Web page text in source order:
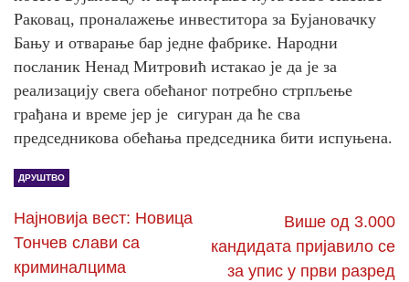
Раковац, проналажење инвеститора за Бујановачку
Бању и отварање бар једне фабрике. Народни
посланик Ненад Митровић истакао је да је за
реализацију свега обећаног потребно стрпљење
грађана и време јер је сигуран да ће сва
председникова обећања председника бити испуњена.
ДРУШТВО
Најновија вест: Новица
Тончев слави са
криминалцима
Више од 3.000
кандидата пријавило се
за упис у први разред